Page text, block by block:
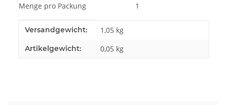
Menge pro Packung
1
Produkteigenschaft
Wert
Versandgewicht: 1,05 kg
Artikelgewicht: 0,05 kg